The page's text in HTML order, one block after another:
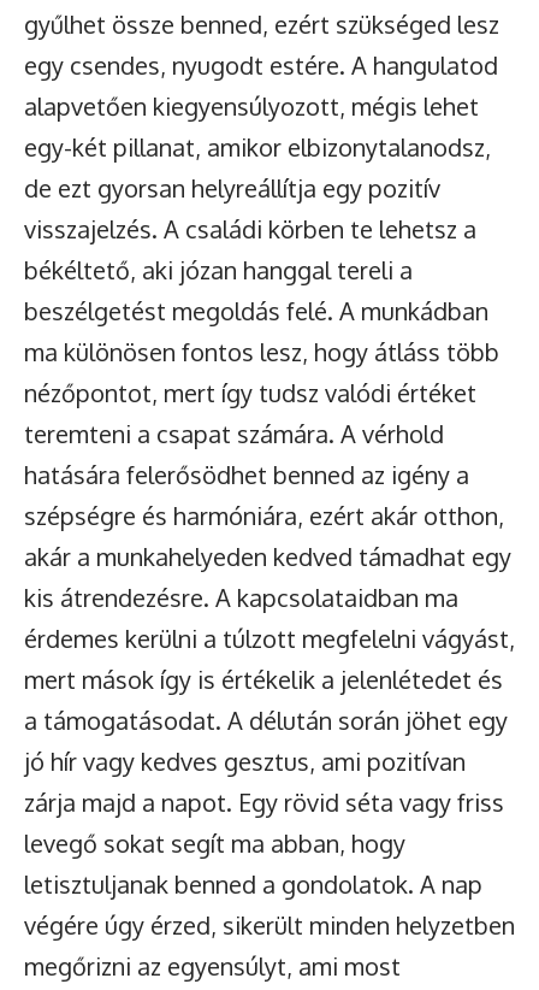
gyűlhet össze benned, ezért szükséged lesz
egy csendes, nyugodt estére. A hangulatod
alapvetően kiegyensúlyozott, mégis lehet
egy-két pillanat, amikor elbizonytalanodsz,
de ezt gyorsan helyreállítja egy pozitív
visszajelzés. A családi körben te lehetsz a
békéltető, aki józan hanggal tereli a
beszélgetést megoldás felé. A munkádban
ma különösen fontos lesz, hogy átláss több
nézőpontot, mert így tudsz valódi értéket
teremteni a csapat számára. A vérhold
hatására felerősödhet benned az igény a
szépségre és harmóniára, ezért akár otthon,
akár a munkahelyeden kedved támadhat egy
kis átrendezésre. A kapcsolataidban ma
érdemes kerülni a túlzott megfelelni vágyást,
mert mások így is értékelik a jelenlétedet és
a támogatásodat. A délután során jöhet egy
jó hír vagy kedves gesztus, ami pozitívan
zárja majd a napot. Egy rövid séta vagy friss
levegő sokat segít ma abban, hogy
letisztuljanak benned a gondolatok. A nap
végére úgy érzed, sikerült minden helyzetben
megőrizni az egyensúlyt, ami most